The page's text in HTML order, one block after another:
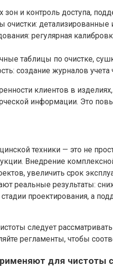
зон и контроль доступа,
очистки:
регулярная
таблицы по очистке,
создание журналов
клиентов в
информации. Это
техники — это не
Внедрение
увеличить срок
реальные результаты:
стадии проектирования, а
следует
регламенты, чтобы
для чистоты